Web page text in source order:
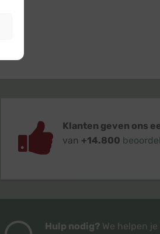
Klanten geven ons
van +14.800
Hulp nodig? We helpen